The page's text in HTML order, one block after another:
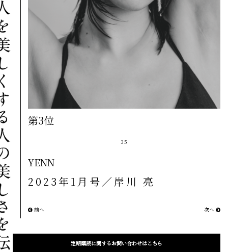
第3位
35
YENN
2023年1月号／岸川 亮
前へ 次へ
定期購読に関するお問い合わせはこちら